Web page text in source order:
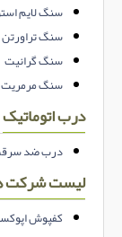
سنگ لایم
سنگ تراورتن
سنگ گرانیت
سنگ مرمریت
درب اتوماتیک
درب ضد
لیست شرکت
کفپوش